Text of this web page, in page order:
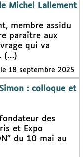
Michel Lallement
membre assidu
paraître aux
qui va
(…)
18 septembre 2025
: colloque et
des
et Expo
du 10 mai au